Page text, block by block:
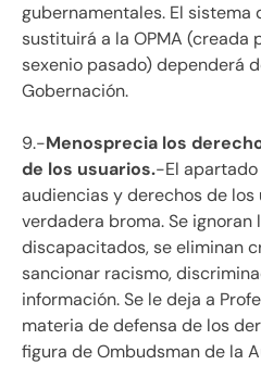
gubernamentales. El
sustituirá a la OPMA (creada
sexenio pasado) dependerá
Gobernación.
9.-Menosprecia los
de los usuarios.-El
audiencias y derechos de los
verdadera broma. Se ignoran
discapacitados, se eliminan
sancionar racismo,
información. Se le deja a
materia de defensa de los
figura de Ombudsman de la